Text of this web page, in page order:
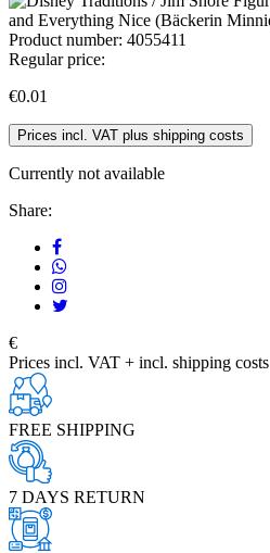
Product number: 4055411
Regular price:
€0.01
Prices incl. VAT plus shipping costs
Currently not available
Share:
€
Prices incl. VAT + incl. shipping costs
FREE SHIPPING
7 DAYS RETURN